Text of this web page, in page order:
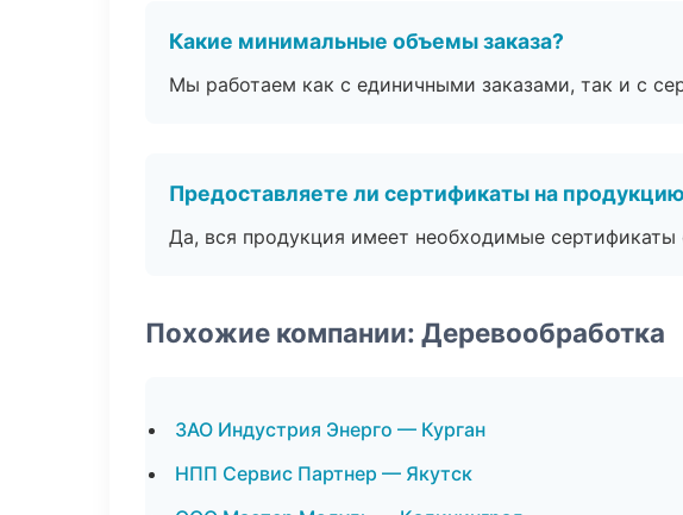
Какие минимальные объемы заказа?
Мы работаем как с единичными заказами, так и с
Предоставляете ли сертификаты на
Да, вся продукция имеет необходимые сертификаты
Похожие компании: Деревообработка
ЗАО Индустрия Энерго — Курган
НПП Сервис Партнер — Якутск